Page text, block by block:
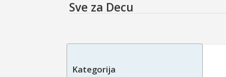
Sve za Decu
Kategorija